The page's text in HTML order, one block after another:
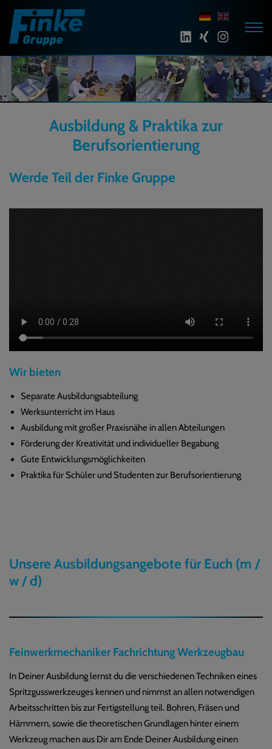
Ausbildung & Praktika zur
Berufsorientierung
Werde Teil der Finke Gruppe
Wir bieten
Separate Ausbildungsabteilung
Werksunterricht im Haus
Ausbildung mit großer Praxisnähe in allen Abteilungen
Förderung der Kreativität und individueller Begabung
Gute Entwicklungsmöglichkeiten
Praktika für Schüler und Studenten zur Berufsorientierung
Unsere Ausbildungsangebote für Euch (m /
w / d)
Feinwerkmechaniker Fachrichtung Werkzeugbau
In Deiner Ausbildung lernst du die verschiedenen Techniken eines
Spritzgusswerkzeuges kennen und nimmst an allen notwendigen
Arbeitsschritten bis zur Fertigstellung teil. Bohren, Fräsen und
Hämmern, sowie die theoretischen Grundlagen hinter einem
Werkzeug machen aus Dir am Ende Deiner Ausbildung einen